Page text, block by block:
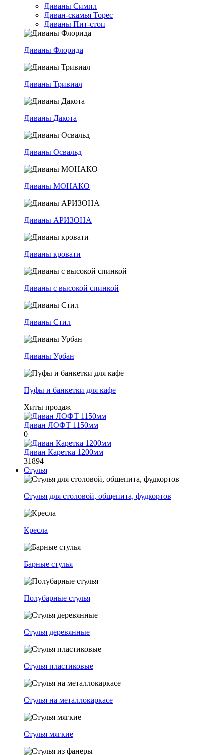
Диваны Симпл
Диван-скамья Торес
Диваны Пит-стоп
Диваны Флорида
Диваны Тривиал
Диваны Дакота
Диваны Освальд
Диваны МОНАКО
Диваны АРИЗОНА
Диваны кровати
Диваны с высокой спинкой
Диваны Стил
Диваны Урбан
Пуфы и банкетки для кафе
Хиты продаж
Диван ЛОФТ 1150мм
0
Диван Каретка 1200мм
31894
Стулья
Стулья для столовой, общепита, фудкортов
Кресла
Барные стулья
Полубарные стулья
Стулья деревянные
Стулья пластиковые
Стулья на металлокаркасе
Стулья мягкие